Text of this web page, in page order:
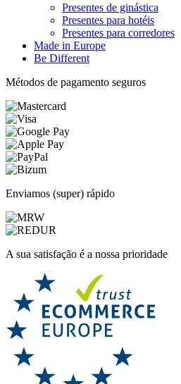
Presentes de ginástica
Presentes para hotéis
Presentes para corredores
Made in Europe
Be Different
Métodos de pagamento seguros
Enviamos (super) rápido
A sua satisfação é a nossa prioridade